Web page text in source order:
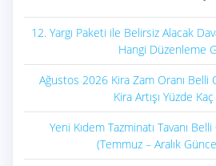
12. Yargı Paketi ile Belirsiz Alacak
Hangi Düzenleme
Ağustos 2026 Kira Zam Oranı Belli
Kira Artışı Yüzde
Yeni Kıdem Tazminatı Tavanı
(Temmuz – Aralık